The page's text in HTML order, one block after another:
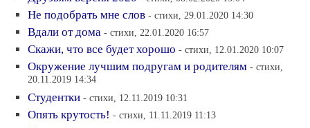
Не подобрать мне слов - стихи, 29.01.2020 14:30
Вдали от дома - стихи, 22.01.2020 16:57
Скажи, что все будет хорошо - стихи, 12.01.2020 10:07
Окружение лучшим подругам и родителям - стихи,
20.11.2019 14:34
Студентки - стихи, 12.11.2019 10:31
Опять крутость! - стихи, 11.11.2019 11:13